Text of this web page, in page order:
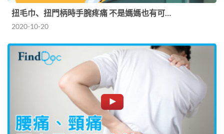
扭毛巾、扭門柄時手腕疼痛 不是媽媽也有可…
2020-10-20